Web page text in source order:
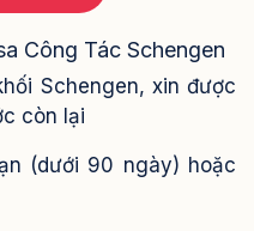
Công Tác Schengen
Schengen, xin được
còn lại
(dưới 90 ngày) hoặc